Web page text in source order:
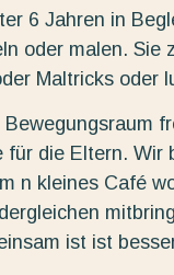
6 Jahren in
oder malen. Sie
Maltricks oder
die Eltern. Wir
n kleines Café
ist ist